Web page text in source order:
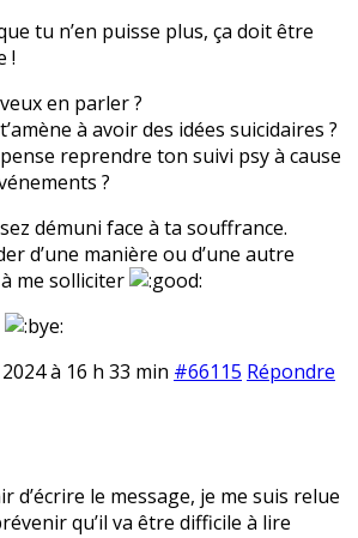
tu n’en puisse plus, ça doit être
!
en parler ?
à avoir des idées suicidaires ?
reprendre ton suivi psy à cause
?
démuni face à ta souffrance.
d’une manière ou d’une autre
me solliciter
à 16 h 33 min #66115 Répondre
d’écrire le message, je me suis relue
qu’il va être difficile à lire